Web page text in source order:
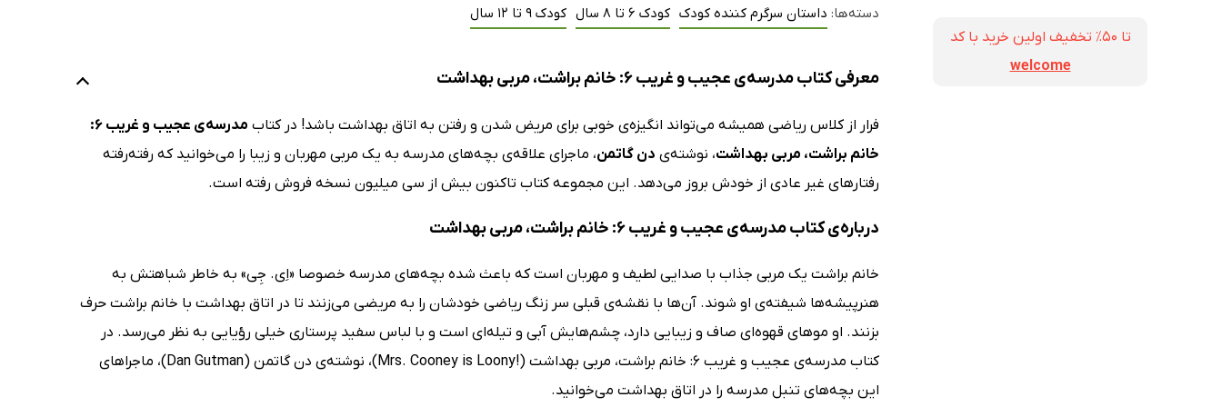
تا ۵۰٪ تخفیف اولین خرید با کد
welcome
دسته‌ها: داستان سرگرم کننده کودک کودک 6 تا 8 سال کودک 9 تا 12 سال
معرفی کتاب مدرسه‌ی عجیب و غریب 6: خانم براشت، مربی بهداشت
فرار از کلاس ریاضی همیشه می‌تواند انگیزه‌ی خوبی برای مریض شدن و رفتن به اتاق بهداشت باشد! در کتاب
مدرسه‌ی عجیب و غریب 6:
خانم براشت، مربی بهداشت، نوشته‌ی دن گاتمن، ماجرای علاقه‌ی بچه‌های مدرسه به یک مربی مهربان و زیبا را می‌خوانید که رفته‌رفته
رفتارهای غیر عادی از خودش بروز می‌دهد. این مجموعه کتاب تاکنون بیش از سی میلیون نسخه فروش رفته است.
درباره‌ی کتاب مدرسه‌ی عجیب و غریب 6: خانم براشت، مربی بهداشت
خانم براشت یک مربی جذاب با صدایی لطیف و مهربان است که باعث شده بچه‌های مدرسه خصوصا «اِی. جِی» به خاطر شباهتش به
هنرپیشه‌ها شیفته‌ی او شوند. آن‌ها با نقشه‌ی قبلی سر زنگ ریاضی خودشان را به مریضی می‌زنند تا در اتاق بهداشت با خانم براشت حرف
بزنند. او موهای قهوه‌ای صاف و زیبایی دارد، چشم‌هایش آبی و تیله‌ای است و با لباس سفید پرستاری خیلی رؤیایی به نظر می‌رسد. در
کتاب مدرسه‌ی عجیب و غریب 6: خانم براشت، مربی بهداشت (!Mrs. Cooney is Loony)، نوشته‌ی دن گاتمن (Dan Gutman)، ماجراهای
این بچه‌های تنبل مدرسه را در اتاق بهداشت می‌خوانید.